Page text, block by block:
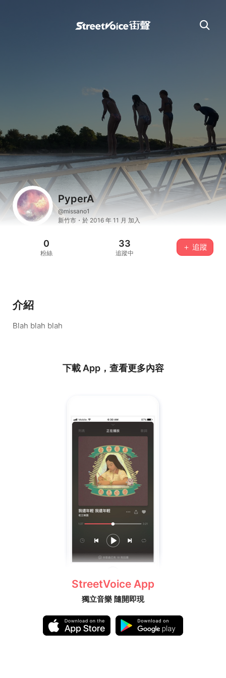
PyperA
@missano1
新竹市・於 2016 年 11 月 加入
0
粉絲
33
追蹤中
＋ 追蹤
介紹
Blah blah blah
下載 App，查看更多內容
StreetVoice App
獨立音樂 隨開即現